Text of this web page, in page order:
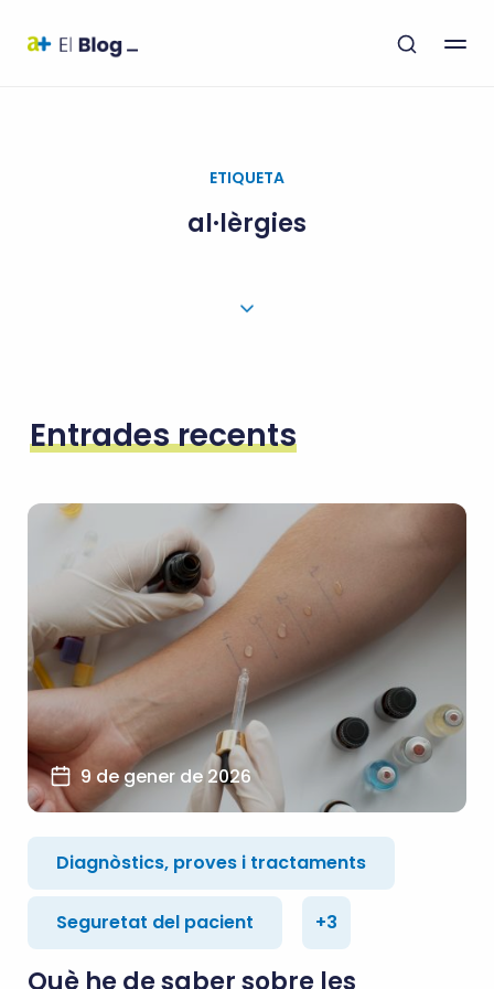
ETIQUETA
al·lèrgies
Entrades recents
9 de gener de 2026
Diagnòstics, proves i tractaments
Seguretat del pacient +3
Què he de saber sobre les